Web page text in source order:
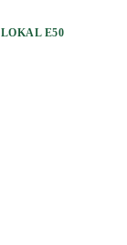
LOKAL E50